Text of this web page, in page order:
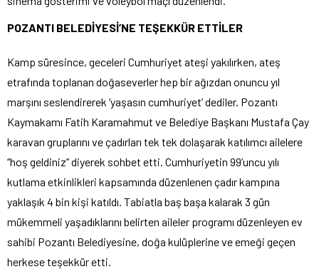
POZANTI BELEDİYESİ’NE TEŞEKKÜR ETTİLER
Kamp süresince, geceleri Cumhuriyet ateşi yakılırken, ateş
etrafında toplanan doğaseverler hep bir ağızdan onuncu yıl
marşını seslendirerek ‘yaşasın cumhuriyet’ dediler. Pozantı
Kaymakamı Fatih Karamahmut ve Belediye Başkanı Mustafa Çay
karavan gruplarını ve çadırları tek tek dolaşarak katılımcı ailelere
“hoş geldiniz” diyerek sohbet etti. Cumhuriyetin 99’uncu yılı
kutlama etkinlikleri kapsamında düzenlenen çadır kampına
yaklaşık 4 bin kişi katıldı. Tabiatla baş başa kalarak 3 gün
mükemmeli yaşadıklarını belirten aileler programı düzenleyen ev
sahibi Pozantı Belediyesine, doğa kulüplerine ve emeği geçen
herkese teşekkür etti.